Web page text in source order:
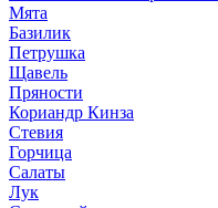
Мята
Базилик
Петрушка
Щавель
Пряности
Кориандр Кинза
Стевия
Горчица
Салаты
Лук